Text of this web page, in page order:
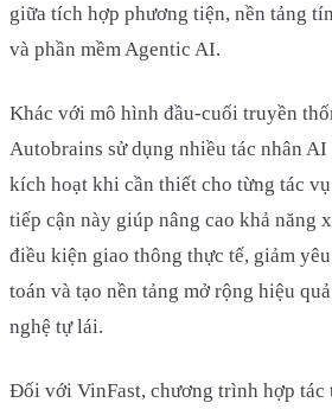
giữa tích hợp phương tiện, nền tảng
và phần mềm Agentic AI.
Khác với mô hình đầu-cuối truyền
Autobrains sử dụng nhiều tác nhân
kích hoạt khi cần thiết cho từng tác
tiếp cận này giúp nâng cao khả năng
điều kiện giao thông thực tế, giảm
toán và tạo nền tảng mở rộng hiệu
nghệ tự lái.
Đối với VinFast, chương trình hợp tác